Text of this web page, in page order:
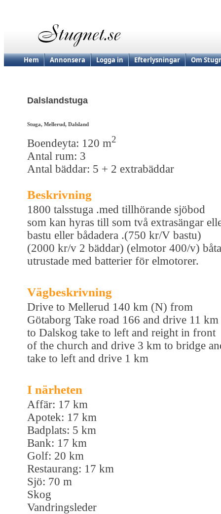
Hem Annonsera Logga in Efterlysningar Om
Dalslandstuga
Stuga, Mellerud, Dalsland
Boendeyta: 120 m2
Antal rum: 3
Antal bäddar: 5 + 2 extrabäddar
Beskrivning
1800 talsstuga .med tillhörande sjöbod
som kan hyras till som två extrasängar
bastu eller bådadera .(750 kr/V bastu)
(2000 kr/v 2 bäddar) (elmotor 400/v)
utrustade med batterier för elmotorer.
Vägbeskrivning
Drive to Mellerud 140 km (N) from
Götaborg Take road 166 and drive 11 km
to Dalskog take to left and reight in front
of the church and drive 3 km to bridge
take to left and drive 1 km
I närheten
Affär: 17 km
Apotek: 17 km
Badplats: 5 km
Bank: 17 km
Golf: 20 km
Restaurang: 17 km
Sjö: 70 m
Skog
Vandringsleder